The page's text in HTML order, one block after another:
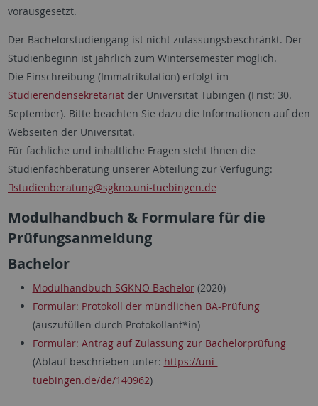
vorausgesetzt.
Der Bachelorstudiengang ist nicht zulassungsbeschränkt. Der
Studienbeginn ist jährlich zum Wintersemester möglich.
Die Einschreibung (Immatrikulation) erfolgt im
Studierendensekretariatder Universität Tübingen (Frist: 30.
September). Bitte beachten Sie dazu die Informationen auf den
Webseiten der Universität.
Für fachliche und inhaltliche Fragen steht Ihnen die
Studienfachberatung unserer Abteilung zur Verfügung:
studienberatung@sgkno.uni-tuebingen.de
Modulhandbuch & Formulare für die
Prüfungsanmeldung
Bachelor
Modulhandbuch SGKNO Bachelor(2020)
Formular: Protokoll der mündlichen BA-Prüfung
(auszufüllen durch Protokollant*in)
Formular: Antrag auf Zulassung zur Bachelorprüfung
(Ablauf beschrieben unter: https://uni-
tuebingen.de/de/140962)